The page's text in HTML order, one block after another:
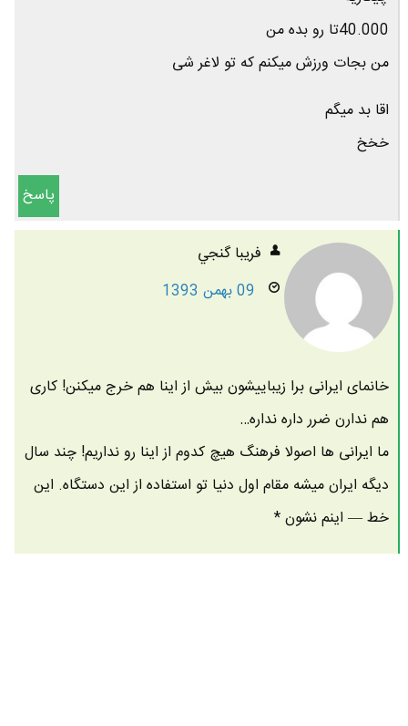
40.000تا رو بده من
من بجات ورزش میکنم که تو لاغر شی
اقا بد میگم
خخخ
پاسخ
فريبا گنجي
09 بهمن 1393
خانمای ایرانی برا زیباییشون بیش از اینا هم خرج میکنن! کاری
هم ندارن ضرر داره نداره…
ما ایرانی ها اصولا فرهنگ هیچ کدوم از اینا رو نداریم! چند سال
دیگه ایران میشه مقام اول دنیا تو استفاده از این دستگاه. این
خط — اینم نشون *